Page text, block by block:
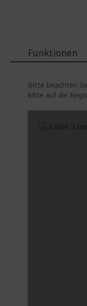
Funktionen
Bitte beachten
bitte auf die